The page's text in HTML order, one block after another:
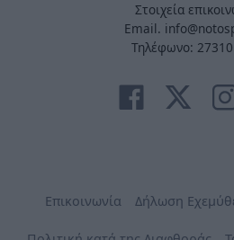
Στοιχεία
Email.
Τηλέφωνο:
Επικοινωνία Δήλωση